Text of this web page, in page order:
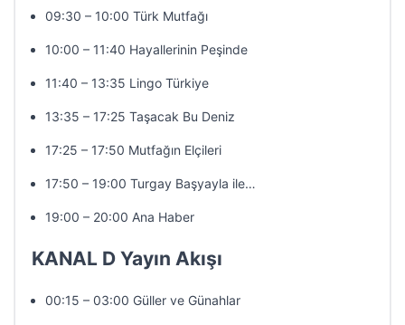
09:30 – 10:00 Türk Mutfağı
10:00 – 11:40 Hayallerinin Peşinde
11:40 – 13:35 Lingo Türkiye
13:35 – 17:25 Taşacak Bu Deniz
17:25 – 17:50 Mutfağın Elçileri
17:50 – 19:00 Turgay Başyayla ile…
19:00 – 20:00 Ana Haber
KANAL D Yayın Akışı
00:15 – 03:00 Güller ve Günahlar